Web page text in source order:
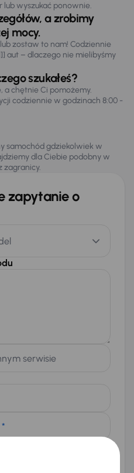
wyszukać ponownie.
a zrobimy
mocy.
zostaw to nam! Codziennie
aut – dlaczego nie mielibyśmy
szukałeś?
a chętnie Ci pomożemy.
codziennie w godzinach 8:00 -
samochód gdziekolwiek w
dla Ciebie podobny w
zagranicy.
zapytanie o
serwisie
*